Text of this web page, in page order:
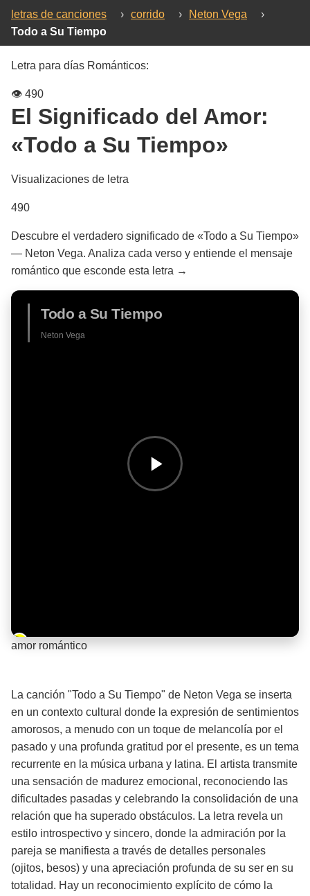
letras de canciones › corrido › Neton Vega
›
Todo a Su Tiempo
Letra para días Románticos:
👁️ 490
El Significado del Amor:
«Todo a Su Tiempo»
Visualizaciones de letra
490
Descubre el verdadero significado de «Todo a Su Tiempo»
— Neton Vega. Analiza cada verso y entiende el mensaje
romántico que esconde esta letra →
Todo a Su Tiempo
Neton Vega
Barra de progreso de la reproducción
amor romántico
La canción "Todo a Su Tiempo" de Neton Vega se inserta
en un contexto cultural donde la expresión de sentimientos
amorosos, a menudo con un toque de melancolía por el
pasado y una profunda gratitud por el presente, es un tema
recurrente en la música urbana y latina. El artista transmite
una sensación de madurez emocional, reconociendo las
dificultades pasadas y celebrando la consolidación de una
relación que ha superado obstáculos. La letra revela un
estilo introspectivo y sincero, donde la admiración por la
pareja se manifiesta a través de detalles personales
(ojitos, besos) y una apreciación profunda de su ser en su
totalidad. Hay un reconocimiento explícito de cómo la